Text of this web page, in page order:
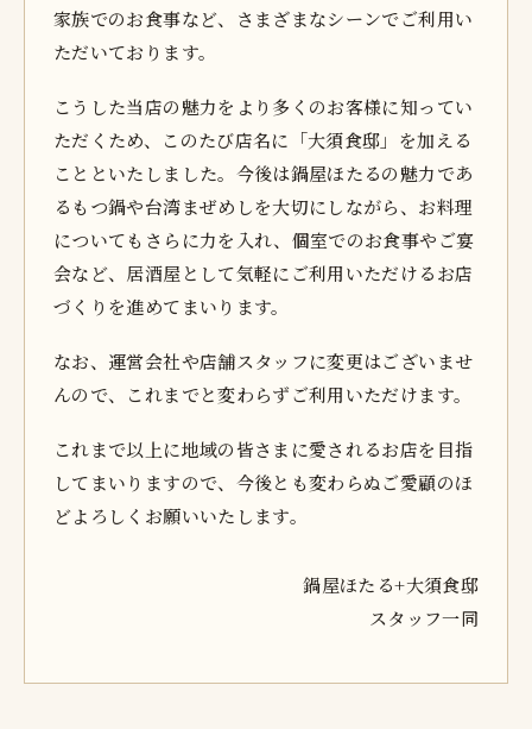
家族でのお食事など、さまざまなシーンでご利用い
ただいております。
こうした当店の魅力をより多くのお客様に知ってい
ただくため、このたび店名に「大須食邸」を加える
ことといたしました。今後は鍋屋ほたるの魅力であ
るもつ鍋や台湾まぜめしを大切にしながら、お料理
についてもさらに力を入れ、個室でのお食事やご宴
会など、居酒屋として気軽にご利用いただけるお店
づくりを進めてまいります。
なお、運営会社や店舗スタッフに変更はございませ
んので、これまでと変わらずご利用いただけます。
これまで以上に地域の皆さまに愛されるお店を目指
してまいりますので、今後とも変わらぬご愛顧のほ
どよろしくお願いいたします。
鍋屋ほたる+大須食邸
スタッフ一同